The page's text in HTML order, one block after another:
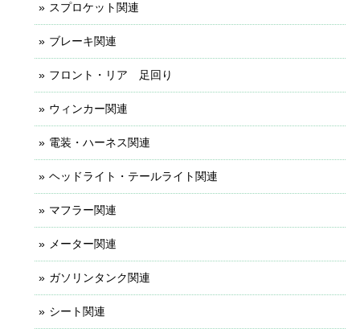
スプロケット関連
ブレーキ関連
フロント・リア 足回り
ウィンカー関連
電装・ハーネス関連
ヘッドライト・テールライト関連
マフラー関連
メーター関連
ガソリンタンク関連
シート関連